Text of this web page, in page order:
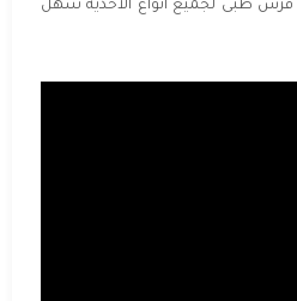
فرش طبى لجميع انواع الاحذية سهل